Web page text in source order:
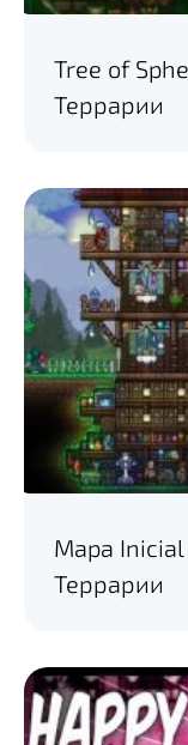
Tree of
Террарии
Mapa
Террарии